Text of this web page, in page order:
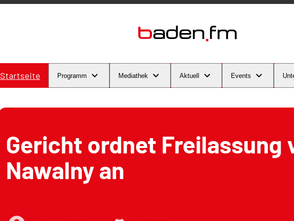
Startseite Programm Mediathek Aktuell Events
Gericht ordnet Freilassung
Nawalny an